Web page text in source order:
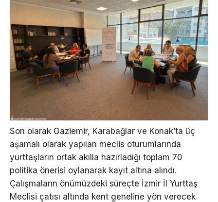
Son olarak Gaziemir, Karabağlar ve Konak’ta üç
aşamalı olarak yapılan meclis oturumlarında
yurttaşların ortak akılla hazırladığı toplam 70
politika önerisi oylanarak kayıt altına alındı.
Çalışmaların önümüzdeki süreçte İzmir İl Yurttaş
Meclisi çatısı altında kent geneline yön verecek